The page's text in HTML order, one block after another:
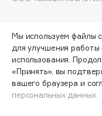
Dr.Jart+
DSD de Luxe
Dyson
ДОБАВИТЬ В КОРЗИНУ
Мы используем файлы
для улучшения работы
использования.
«Принять», вы
вашего браузера и
персональных данных.